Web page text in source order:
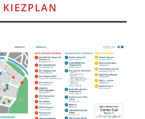
KIEZPLAN